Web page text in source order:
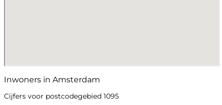
Inwoners in Amsterdam
Cijfers voor postcodegebied 1095